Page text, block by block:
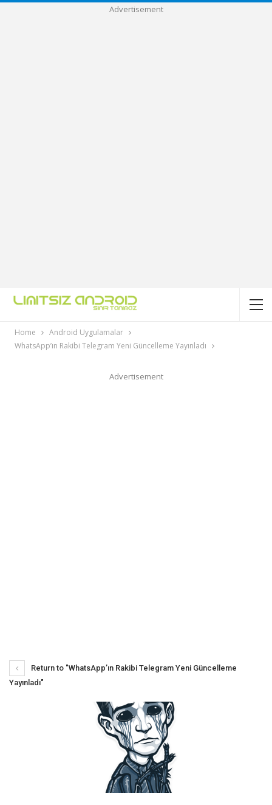
Advertisement
Home
Android Uygulamalar
WhatsApp’ın Rakibi Telegram Yeni Güncelleme Yayınladı
Advertisement
Return to "WhatsApp’ın Rakibi Telegram Yeni Güncelleme
Yayınladı"